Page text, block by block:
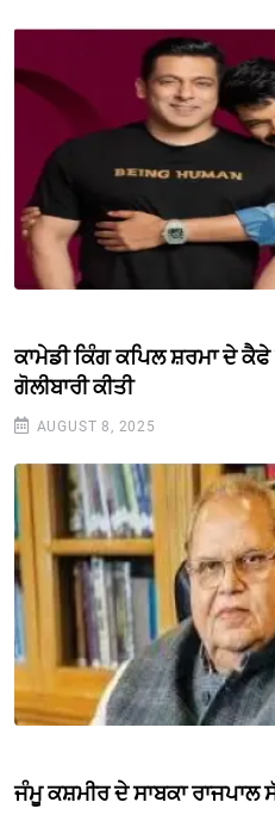
ਕਾਮੇਡੀ ਕਿੰਗ ਕਪਿਲ ਸ਼ਰਮਾ ਦੇ
ਗੋਲੀਬਾਰੀ ਕੀਤੀ
AUGUST 8, 2025
ਜੰਮੂ ਕਸ਼ਮੀਰ ਦੇ ਸਾਬਕਾ ਰਾਜਪਾਲ